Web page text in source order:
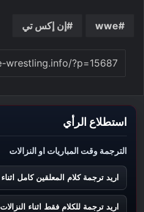
wwe إن إكس تي
استطلاع الرأي
الترجمة وقت المباريات او النزالات
اريد ترجمة كلام المعلقين كامل اثناء
اريد ترجمة للكلام فقط اثناء